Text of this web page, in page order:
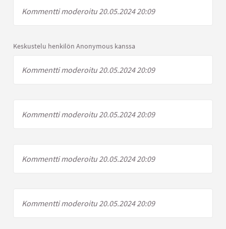
Kommentti moderoitu 20.05.2024 20:09
Keskustelu henkilön Anonymous kanssa
Kommentti moderoitu 20.05.2024 20:09
Kommentti moderoitu 20.05.2024 20:09
Kommentti moderoitu 20.05.2024 20:09
Kommentti moderoitu 20.05.2024 20:09